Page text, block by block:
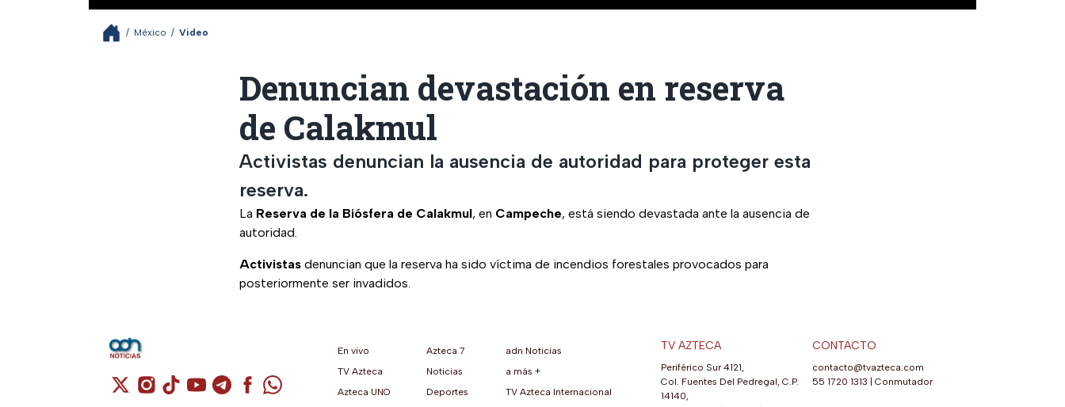
/ México / Video
Denuncian devastación en reserva
de Calakmul
Activistas denuncian la ausencia de autoridad para proteger esta
reserva.
La Reserva de la Biósfera de Calakmul, en Campeche, está siendo devastada ante la ausencia de
autoridad.
Activistas denuncian que la reserva ha sido víctima de incendios forestales provocados para
posteriormente ser invadidos.
Cuenta de X / Twitter (se abre en una nueva pestaña)
Cuenta de Instagram (se abre en una nueva pestaña)
Cuenta de TikTok (se abre en una nueva pestaña)
Cuenta de YouTube (se abre en una nueva pestaña)
Cuenta de Telegram (se abre en una nueva pestaña)
Cuenta de Facebook (se abre en una nueva pestaña)
Cuenta de WhatsApp (se abre en una nueva pestaña)
En vivo
TV Azteca
Azteca UNO
Azteca 7
Noticias
Deportes
adn Noticias
a más +
TV Azteca Internacional
TV AZTECA
Periférico Sur 4121,
Col. Fuentes Del Pedregal, C.P.
14140,
CONTACTO
contacto@tvazteca.com
55 1720 1313 | Conmutador